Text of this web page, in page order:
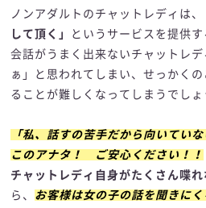
ノンアダルトのチャットレディは、
して頂く」
というサービスを提供す
会話がうまく出来ないチャットレ
ぁ」と思われてしまい、せっかく
ることが難しくなってしまうでしょ
「私、話すの苦手だから向いてい
このアナタ！ ご安心ください！！
チャットレディ自身がたくさん喋れ
ら、 お客様は女の子の話を聞きに